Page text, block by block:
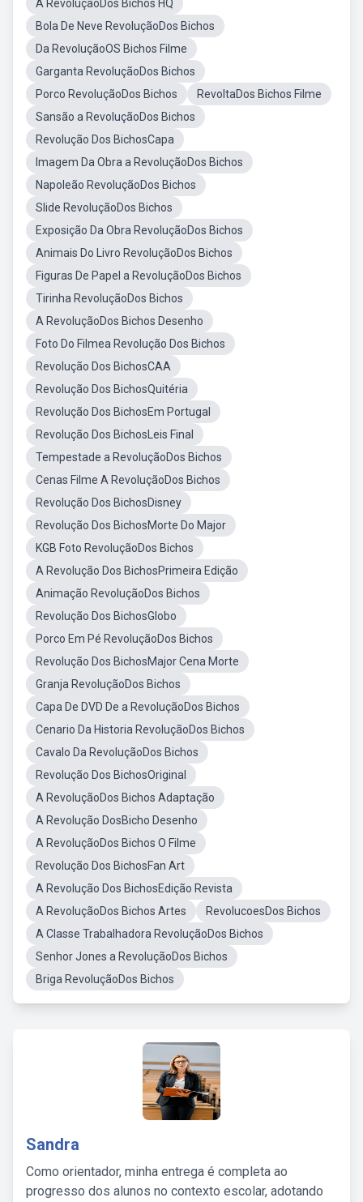
A RevoluçãoDos Bichos HQ
Bola De Neve RevoluçãoDos Bichos
Da RevoluçãoOS Bichos Filme
Garganta RevoluçãoDos Bichos
Porco RevoluçãoDos Bichos
RevoltaDos Bichos Filme
Sansão a RevoluçãoDos Bichos
Revolução Dos BichosCapa
Imagem Da Obra a RevoluçãoDos Bichos
Napoleão RevoluçãoDos Bichos
Slide RevoluçãoDos Bichos
Exposição Da Obra RevoluçãoDos Bichos
Animais Do Livro RevoluçãoDos Bichos
Figuras De Papel a RevoluçãoDos Bichos
Tirinha RevoluçãoDos Bichos
A RevoluçãoDos Bichos Desenho
Foto Do Filmea Revolução Dos Bichos
Revolução Dos BichosCAA
Revolução Dos BichosQuitéria
Revolução Dos BichosEm Portugal
Revolução Dos BichosLeis Final
Tempestade a RevoluçãoDos Bichos
Cenas Filme A RevoluçãoDos Bichos
Revolução Dos BichosDisney
Revolução Dos BichosMorte Do Major
KGB Foto RevoluçãoDos Bichos
A Revolução Dos BichosPrimeira Edição
Animação RevoluçãoDos Bichos
Revolução Dos BichosGlobo
Porco Em Pé RevoluçãoDos Bichos
Revolução Dos BichosMajor Cena Morte
Granja RevoluçãoDos Bichos
Capa De DVD De a RevoluçãoDos Bichos
Cenario Da Historia RevoluçãoDos Bichos
Cavalo Da RevoluçãoDos Bichos
Revolução Dos BichosOriginal
A RevoluçãoDos Bichos Adaptação
A Revolução DosBicho Desenho
A RevoluçãoDos Bichos O Filme
Revolução Dos BichosFan Art
A Revolução Dos BichosEdição Revista
A RevoluçãoDos Bichos Artes
RevolucoesDos Bichos
A Classe Trabalhadora RevoluçãoDos Bichos
Senhor Jones a RevoluçãoDos Bichos
Briga RevoluçãoDos Bichos
Sandra
Como orientador, minha entrega é completa ao
progresso dos alunos no contexto escolar, adotando